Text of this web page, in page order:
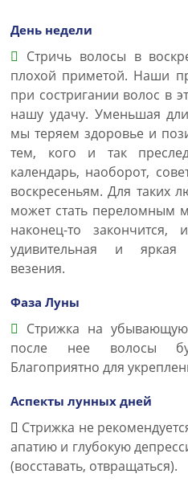
День недели
Стричь волосы в
плохой приметой. Наши
при состригании волос в
нашу удачу. Уменьшая
мы теряем здоровье и
тем, кого и так
календарь, наоборот,
воскресеньям. Для таких
может стать переломным
наконец-то
удивительная и яркая
везения.
Фаза Луны
Стрижка на
после нее волосы
Благоприятно для
Аспекты лунных дней
Стрижка не
апатию и глубокую
(восставать, отвращаться).